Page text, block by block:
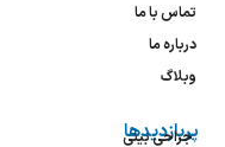
تماس با ما
درباره ما
وبلاگ
پربازدیدها
جراحی بینی